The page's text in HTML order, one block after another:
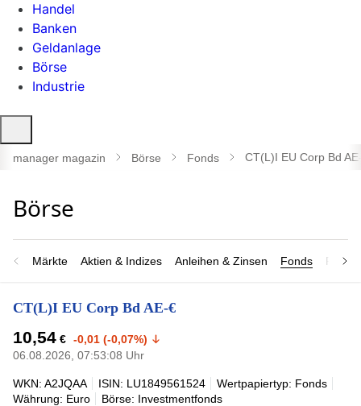
Handel
Banken
Geldanlage
Börse
Industrie
öffnen
manager magazin Börse Fonds CT(L)I EU Corp Bd
Märkte Aktien & Indizes Anleihen & Zinsen Fonds
CT(L)I EU Corp Bd AE-€
10,54 € -0,01 (-0,07%)
06.08.2026, 07:53:08 Uhr
WKN: A2JQAA ISIN: LU1849561524
Wertpapiertyp: Fonds
Währung: Euro
Börse: Investmentfonds